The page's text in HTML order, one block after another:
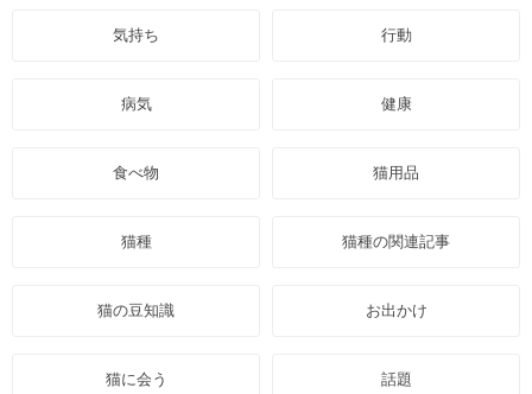
気持ち 行動
病気 健康
食べ物 猫用品
猫種 猫種の関連記事
猫の豆知識 お出かけ
猫に会う 話題